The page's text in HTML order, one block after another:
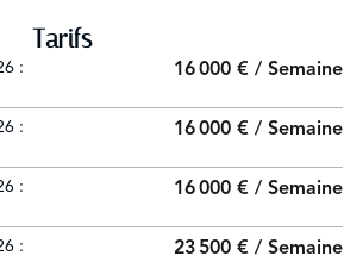
Tarifs
: 16 000 € / Semaine
: 16 000 € / Semaine
: 16 000 € / Semaine
: 23 500 € / Semaine